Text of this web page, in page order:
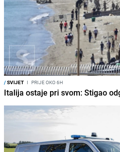
/SVIJET I PRIJE OKO 6H
Italija ostaje pri svom: Stigao